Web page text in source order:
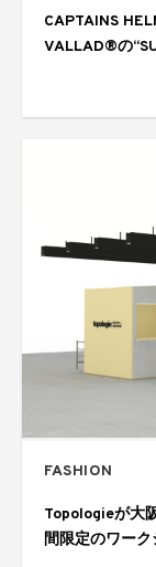
CAPTAINS
VALLAD®の
FASHION
Topologieが大
間限定のワー